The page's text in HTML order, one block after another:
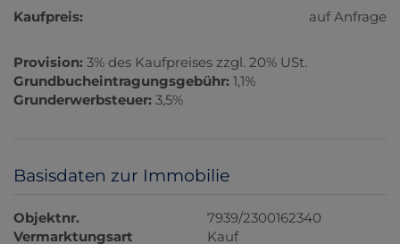
Kaufpreis: auf Anfrage
Provision: 3% des Kaufpreises zzgl. 20% USt.
Grundbucheintragungsgebühr: 1,1%
Grunderwerbsteuer: 3,5%
Basisdaten zur Immobilie
Objektnr.
7939/2300162340
Vermarktungsart
Kauf